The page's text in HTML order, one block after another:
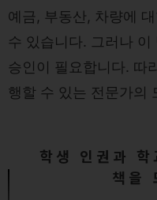
예금, 부동산, 차량에
수 있습니다. 그러나 이
승인이 필요합니다. 따
행할 수 있는 전문가의
학생 인권과
책을